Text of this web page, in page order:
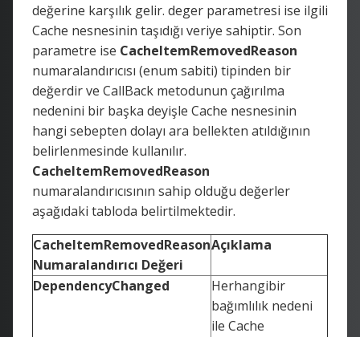
değerine karşılık gelir. deger parametresi ise ilgili
Cache nesnesinin taşıdığı veriye sahiptir. Son
parametre ise CacheItemRemovedReason
numaralandırıcısı (enum sabiti) tipinden bir
değerdir ve CallBack metodunun çağırılma
nedenini bir başka deyişle Cache nesnesinin
hangi sebepten dolayı ara bellekten atıldığının
belirlenmesinde kullanılır.
CacheItemRemovedReason
numaralandırıcısının sahip olduğu değerler
aşağıdaki tabloda belirtilmektedir.
CacheItemRemovedReason
Numaralandırıcı Değeri
Açıklama
DependencyChanged
Herhangibir
bağımlılık nedeni
ile Cache